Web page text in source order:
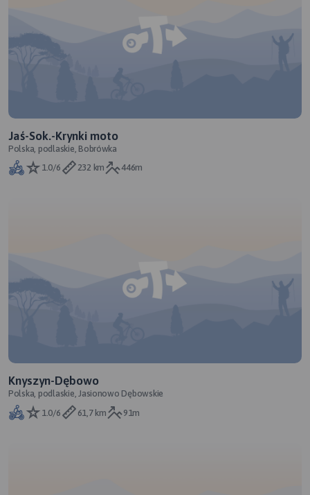
Jaś-Sok.-Krynki moto
Polska, podlaskie, Bobrówka
1.0/6
232 km 446m
Knyszyn-Dębowo
Polska, podlaskie, Jasionowo Dębowskie
1.0/6
61,7 km 91m